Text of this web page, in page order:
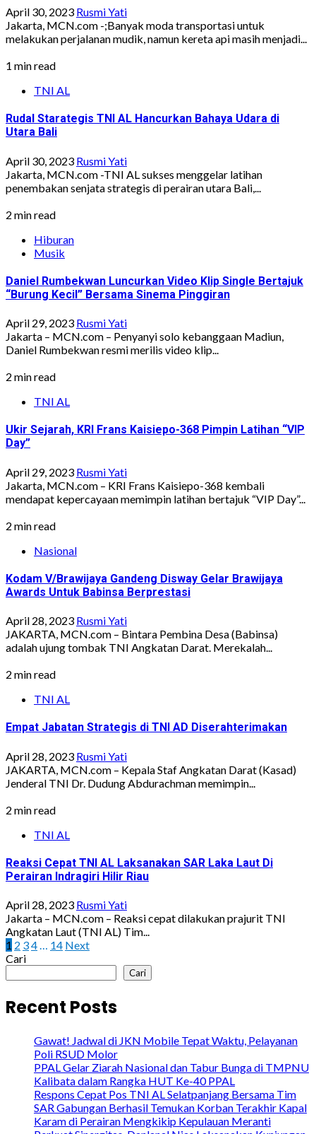
April 30, 2023 Rusmi Yati
Jakarta, MCN.com -;Banyak moda transportasi untuk
melakukan perjalanan mudik, namun kereta api masih menjadi...
1 min read
TNI AL
Rudal Starategis TNI AL Hancurkan Bahaya Udara di
Utara Bali
April 30, 2023 Rusmi Yati
Jakarta, MCN.com -TNI AL sukses menggelar latihan
penembakan senjata strategis di perairan utara Bali,...
2 min read
Hiburan
Musik
Daniel Rumbekwan Luncurkan Video Klip Single Bertajuk
“Burung Kecil” Bersama Sinema Pinggiran
April 29, 2023 Rusmi Yati
Jakarta – MCN.com – Penyanyi solo kebanggaan Madiun,
Daniel Rumbekwan resmi merilis video klip...
2 min read
TNI AL
Ukir Sejarah, KRI Frans Kaisiepo-368 Pimpin Latihan “VIP
Day”
April 29, 2023 Rusmi Yati
Jakarta, MCN.com – KRI Frans Kaisiepo-368 kembali
mendapat kepercayaan memimpin latihan bertajuk “VIP Day”...
2 min read
Nasional
Kodam V/Brawijaya Gandeng Disway Gelar Brawijaya
Awards Untuk Babinsa Berprestasi
April 28, 2023 Rusmi Yati
JAKARTA, MCN.com – Bintara Pembina Desa (Babinsa)
adalah ujung tombak TNI Angkatan Darat. Merekalah...
2 min read
TNI AL
Empat Jabatan Strategis di TNI AD Diserahterimakan
April 28, 2023 Rusmi Yati
JAKARTA, MCN.com – Kepala Staf Angkatan Darat (Kasad)
Jenderal TNI Dr. Dudung Abdurachman memimpin...
2 min read
TNI AL
Reaksi Cepat TNI AL Laksanakan SAR Laka Laut Di
Perairan Indragiri Hilir Riau
April 28, 2023 Rusmi Yati
Jakarta – MCN.com – Reaksi cepat dilakukan prajurit TNI
Angkatan Laut (TNI AL) Tim...
Paginasi
pos
1 2 34… 14 Next
Cari
Cari
Recent Posts
Gawat! Jadwal di JKN Mobile Tepat Waktu, Pelayanan
Poli RSUD Molor
PPAL Gelar Ziarah Nasional dan Tabur Bunga di TMPNU
Kalibata dalam Rangka HUT Ke-40 PPAL
Respons Cepat Pos TNI AL Selatpanjang Bersama Tim
SAR Gabungan Berhasil Temukan Korban Terakhir Kapal
Karam di Perairan Mengkikip Kepulauan Meranti